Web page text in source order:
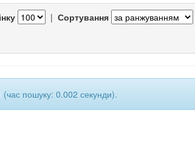
| Сортування
(час пошуку: 0.002 секунди).